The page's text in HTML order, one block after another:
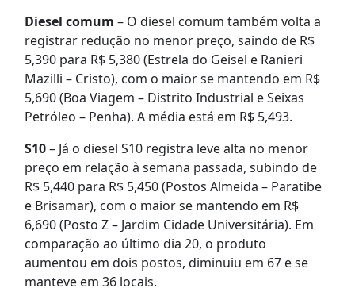
Diesel comum – O diesel comum também volta a
registrar redução no menor preço, saindo de R$
5,390 para R$ 5,380 (Estrela do Geisel e Ranieri
Mazilli – Cristo), com o maior se mantendo em R$
5,690 (Boa Viagem – Distrito Industrial e Seixas
Petróleo – Penha). A média está em R$ 5,493.
S10– Já o diesel S10 registra leve alta no menor
preço em relação à semana passada, subindo de
R$ 5,440 para R$ 5,450 (Postos Almeida – Paratibe
e Brisamar), com o maior se mantendo em R$
6,690 (Posto Z – Jardim Cidade Universitária). Em
comparação ao último dia 20, o produto
aumentou em dois postos, diminuiu em 67 e se
manteve em 36 locais.